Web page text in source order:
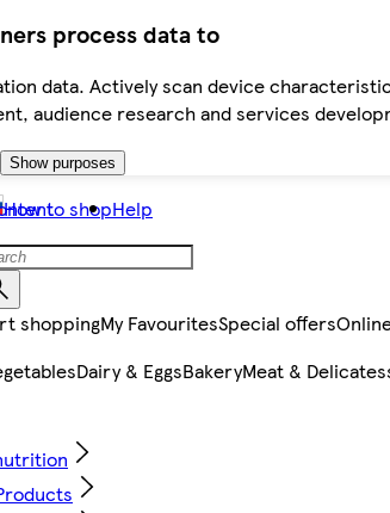
process data to
data. Actively scan device
audience research and services
Show purposes
How to shopHelp
shoppingMy FavouritesSpecial offers
Dairy & EggsBakeryMeat &